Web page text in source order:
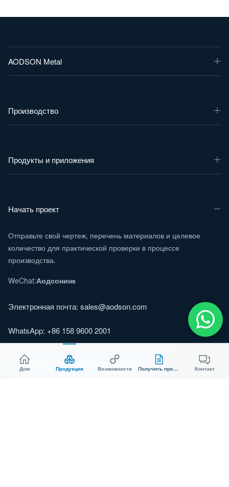
AODSON Metal
Производство
Продукты и приложения
Начать проект
Отправьте свой чертеж, перечень материалов и целевое
количество для практической проверки в процессе
производства.
WeChat:Аодсонинк
Электронная почта: sales@aodson.com
WhatsApp: +86 158 9600 2001
Запросить ценовое предложение
Дом Продукция Возможности Получить предложение Контакт